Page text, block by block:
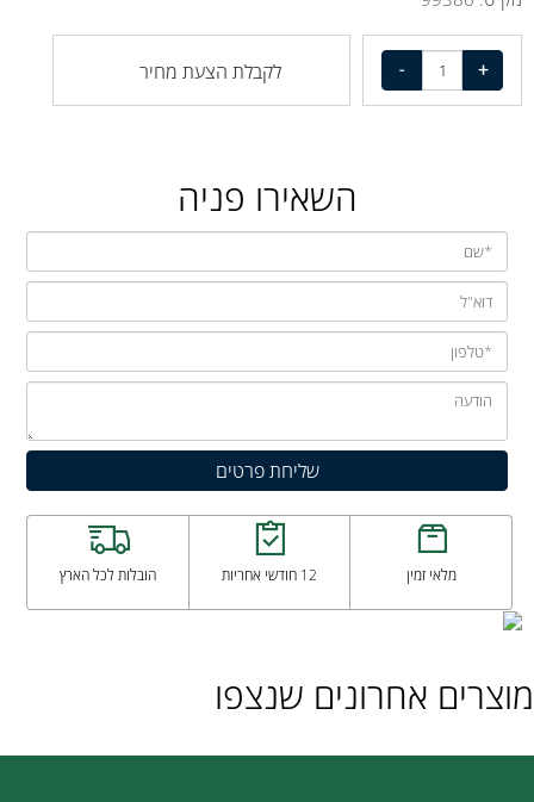
לקבלת הצעת מחיר
השאירו פניה
מלאי זמין 12 חודשי אחריות הובלות לכל הארץ
מוצרים אחרונים שנצפו